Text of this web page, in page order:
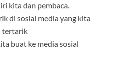
kita dan pembaca.
di sosial media yang kita
tertarik
buat ke media sosial